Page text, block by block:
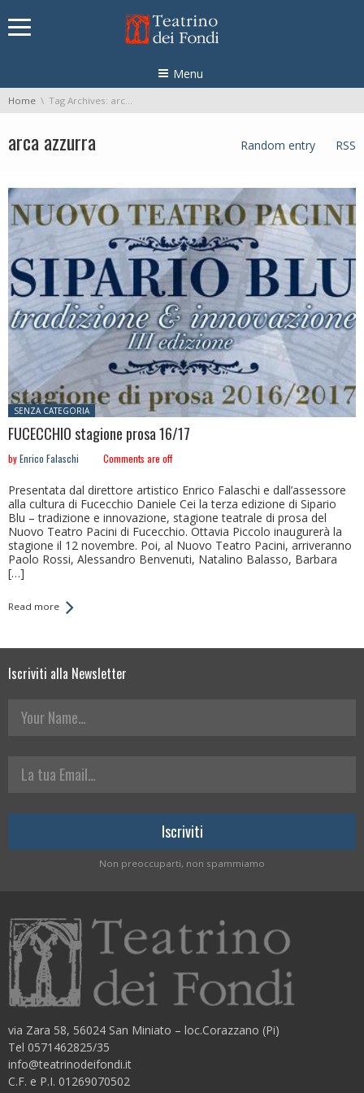
Menu
You are here:
Home Tag Archives: arca azzurra
arca azzurra Random entry RSS
Posted in:
SENZA CATEGORIA
FUCECCHIO stagione prosa 16/17
byEnrico Falaschi Comments are off
Presentata dal direttore artistico Enrico Falaschi e dall’assessore
alla cultura di Fucecchio Daniele Cei la terza edizione di Sipario
Blu – tradizione e innovazione, stagione teatrale di prosa del
Nuovo Teatro Pacini di Fucecchio. Ottavia Piccolo inaugurerà la
stagione il 12 novembre. Poi, al Nuovo Teatro Pacini, arriveranno
Paolo Rossi, Alessandro Benvenuti, Natalino Balasso, Barbara
[…]
Read more
Iscriviti alla Newsletter
Your Name
La tua Email
Non preoccuparti, non spammiamo
via Zara 58, 56024 San Miniato – loc.Corazzano (Pi)
Tel 0571462825/35
info@teatrinodeifondi.it
C.F. e P.I. 01269070502